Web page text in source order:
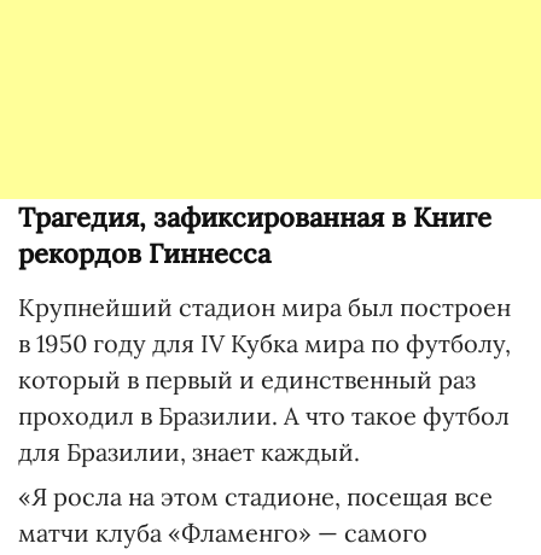
Трагедия, зафиксированная в Книге
рекордов Гиннесса
Крупнейший стадион мира был построен
в 1950 году для IV Кубка мира по футболу,
который в первый и единственный раз
проходил в Бразилии. А что такое футбол
для Бразилии, знает каждый.
«Я росла на этом стадионе, посещая все
матчи клуба «Фламенго» — самого